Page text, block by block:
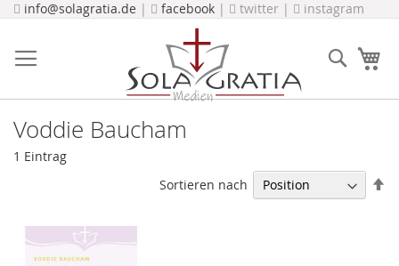
Direkt
info@solagratia.de | facebook | twitter | instagram
Suche
Voddie Baucham
1 Eintrag
Sortieren nach